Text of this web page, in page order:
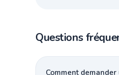
Questions
Comment